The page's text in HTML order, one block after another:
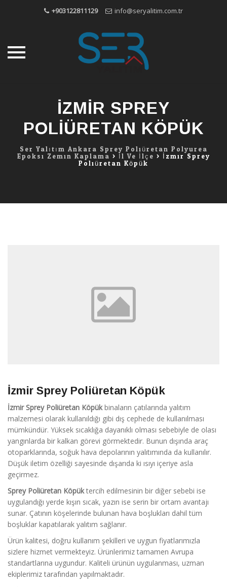
+903122811129 info@seryalitim.com.tr
İZMIR SPREY
POLIÜRETAN KÖPÜK
Ser Yalıtım Ankara Sprey Poliüretan Polyurea
Epoksi Zemin Kaplama > İl Ve İlçe > İzmir Sprey
Poliüretan Köpük
İzmir Sprey Poliüretan Köpük
İzmir Sprey Poliüretan Köpükbinaların çatılarında yalıtım
malzemesi olarak kullanıldığı gibi dış cephede de kullanılması
mümkündür. Yüksek sıcaklığa dayanıklı olması sebebiyle de olası
yangınlarda bir kalkan görevi görmektedir. Bunun dışında araç
otoparklarında, soğuk hava depolarının yalıtımında da kullanılır.
Düşük iletim özelliği sayesinde dışarıda ki ısıyı içeriye asla
geçirmez.
Sprey Poliüretan Köpüktercih edilmesinin bir diğer sebebi ise
uygulandığı yerde kışın sıcak, yazın ise serin bir ortam avantajı
sunar. Çatının köşelerinde bulunan hava boşlukları dahil tüm
boşluklar kapatılarak yalıtım sağlanır.
Ürün kalitesi, doğru kullanım şekilleri ve uygun fiyatlarımızla
sizlere hizmet vermekteyiz. Ürünlerimiz tamamen Avrupa
standartlarına uygundur. Kaliteli ürünün uygulanması, uzman
ekiplerimiz tarafından yapılmaktadır.